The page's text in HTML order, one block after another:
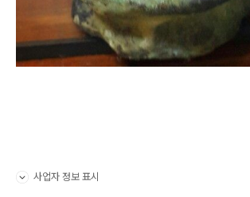
사업자 정보 표시